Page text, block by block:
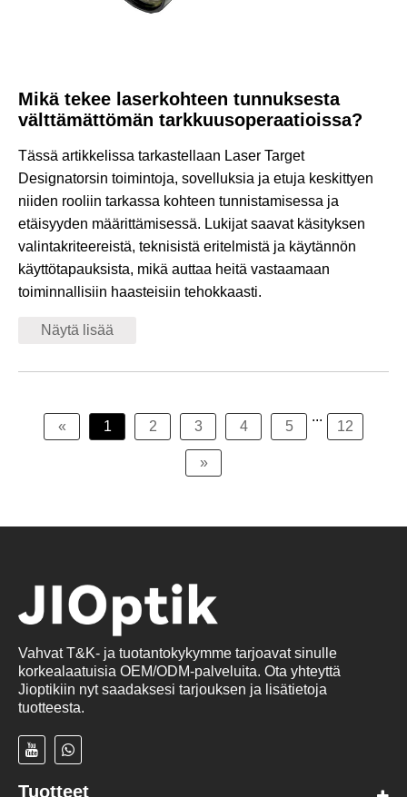
Mikä tekee laserkohteen tunnuksesta
välttämättömän tarkkuusoperaatioissa?
Tässä artikkelissa tarkastellaan Laser Target
Designatorsin toimintoja, sovelluksia ja etuja keskittyen
niiden rooliin tarkassa kohteen tunnistamisessa ja
etäisyyden määrittämisessä. Lukijat saavat käsityksen
valintakriteereistä, teknisistä eritelmistä ja käytännön
käyttötapauksista, mikä auttaa heitä vastaamaan
toiminnallisiin haasteisiin tehokkaasti.
Näytä lisää
« 1 2 3 4 5
...
12
»
Vahvat T&K- ja tuotantokykymme tarjoavat sinulle
korkealaatuisia OEM/ODM-palveluita. Ota yhteyttä
Jioptikiin nyt saadaksesi tarjouksen ja lisätietoja
tuotteesta.
Tuotteet